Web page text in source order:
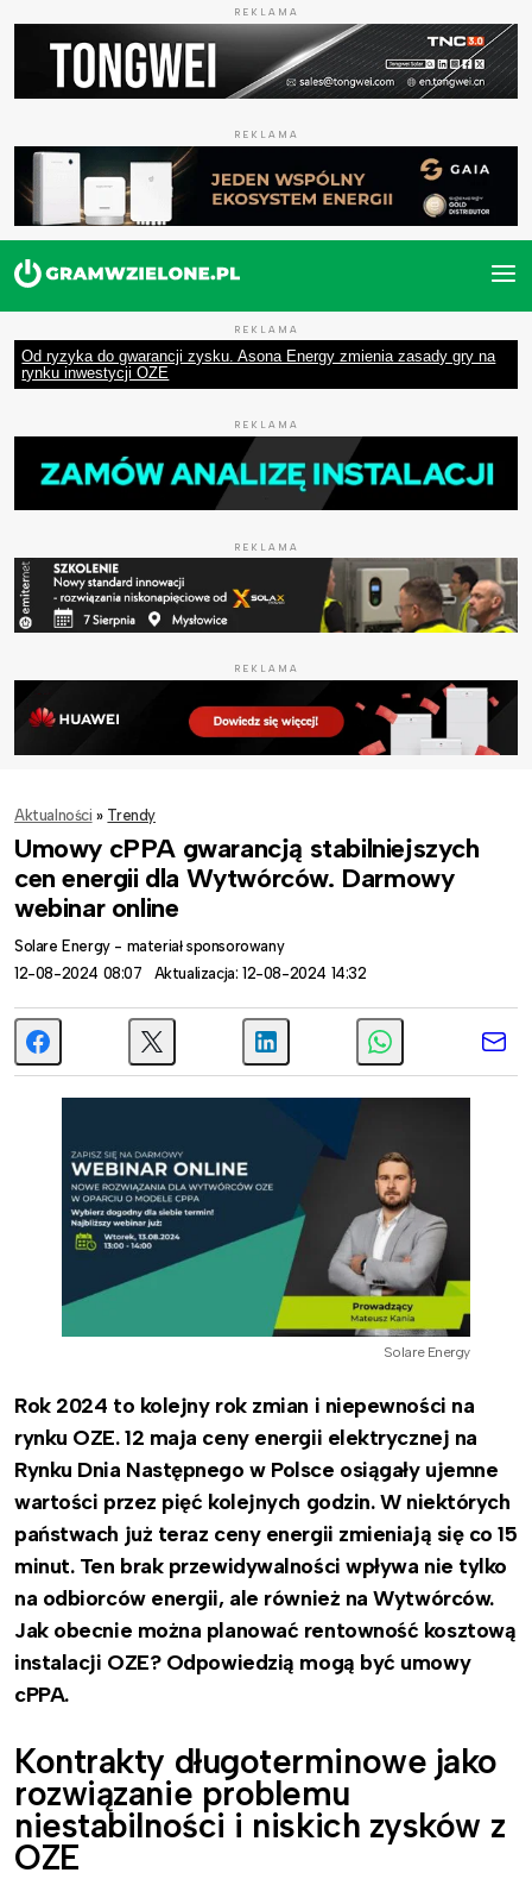
REKLAMA
REKLAMA
REKLAMA
Od ryzyka do gwarancji zysku. Asona Energy zmienia zasady gry na
rynku inwestycji OZE
REKLAMA
REKLAMA
REKLAMA
Aktualności » Trendy
Umowy cPPA gwarancją stabilniejszych
cen energii dla Wytwórców. Darmowy
webinar online
Solare Energy - materiał sponsorowany
12-08-2024 08:07
Aktualizacja: 12-08-2024 14:32
Solare Energy
Rok 2024 to kolejny rok zmian i niepewności na
rynku OZE. 12 maja ceny energii elektrycznej na
Rynku Dnia Następnego w Polsce osiągały ujemne
wartości przez pięć kolejnych godzin. W niektórych
państwach już teraz ceny energii zmieniają się co 15
minut. Ten brak przewidywalności wpływa nie tylko
na odbiorców energii, ale również na Wytwórców.
Jak obecnie można planować rentowność kosztową
instalacji OZE? Odpowiedzią mogą być umowy
cPPA.
Kontrakty długoterminowe jako
rozwiązanie problemu
niestabilności i niskich zysków z
OZE